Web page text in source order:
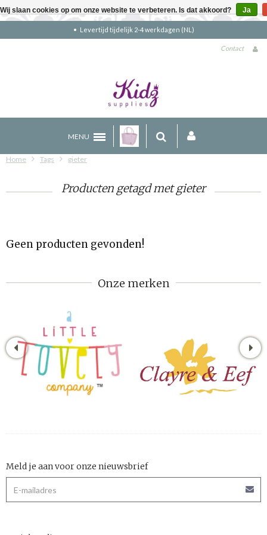
Levertijd tijdelijk 2-4 werkdagen (NL)
Contact
MENU
Home Tags gieter
Producten getagd met gieter
Geen producten gevonden!
Onze merken
Meld je aan voor onze nieuwsbrief
Wij slaan cookies op om onze website te verbeteren. Is dat akkoord? Ja